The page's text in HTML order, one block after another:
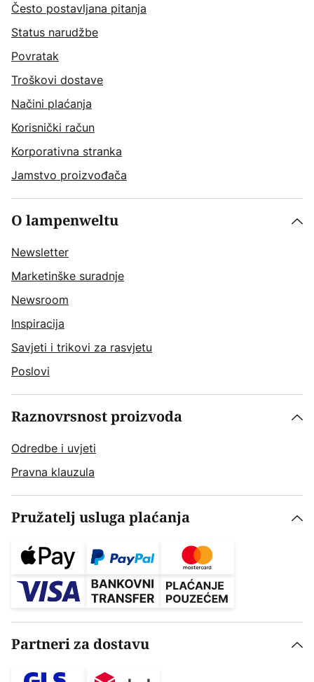
Često postavljana pitanja
Status narudžbe
Povratak
Troškovi dostave
Načini plaćanja
Korisnički račun
Korporativna stranka
Jamstvo proizvođača
O lampenweltu
Newsletter
Marketinške suradnje
Newsroom
Inspiracija
Savjeti i trikovi za rasvjetu
Poslovi
Raznovrsnost proizvoda
Odredbe i uvjeti
Pravna klauzula
Pružatelj usluga plaćanja
Partneri za dostavu